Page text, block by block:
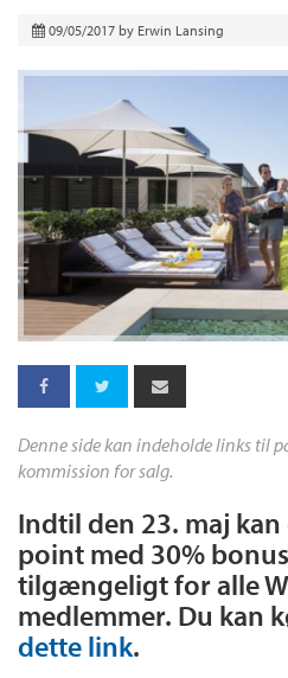
09/05/2017 by Erwin Lansing
Denne side kan indeholde links til
kommission for salg.
Indtil den 23. maj
point med 30%
tilgængeligt for alle
medlemmer. Du kan
dette link.